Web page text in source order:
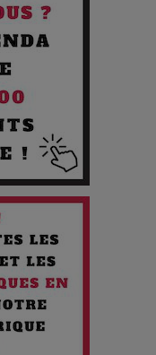
Deviennent les
vacances sportives
l'Artiste du
une plongée dans un
célèbre ses 30